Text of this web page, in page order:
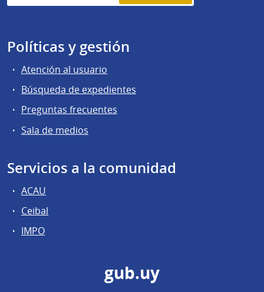
Políticas y gestión
Atención al usuario
Búsqueda de expedientes
Preguntas frecuentes
Sala de medios
Servicios a la comunidad
ACAU
Ceibal
IMPO
gub.uy